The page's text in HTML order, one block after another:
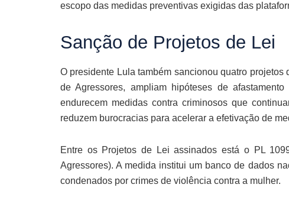
escopo das medidas preventivas exigidas das
Sanção de Projetos de Lei
O presidente Lula também sancionou quatro
de Agressores, ampliam hipóteses de
endurecem medidas contra criminosos que
reduzem burocracias para acelerar a efetivação de
Entre os Projetos de Lei assinados está o PL
Agressores). A medida institui um banco de dados
condenados por crimes de violência contra a mulher.